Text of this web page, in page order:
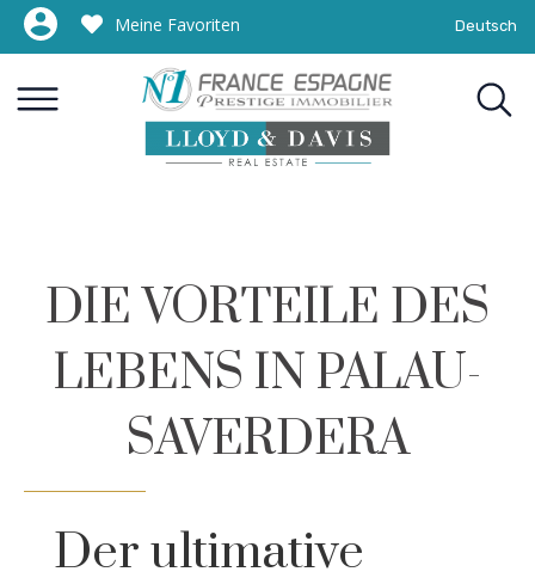
Meine Favoriten Deutsch
DIE VORTEILE DES
LEBENS IN PALAU-
SAVERDERA
Der ultimative